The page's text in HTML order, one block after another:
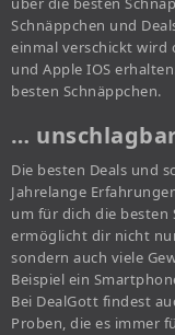
Schnäppchen und
einmal verschickt wird
und Apple IOS
besten Schnäppchen.
…
Die besten Deals und
Jahrelange
um für dich die besten
ermöglicht dir nicht
sondern auch viele
Beispiel ein
Bei DealGott findest
Proben, die es immer